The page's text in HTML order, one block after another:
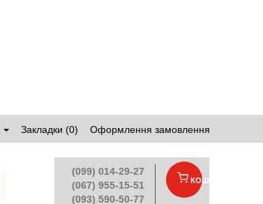
Закладки (0) Оформлення замовлення
(099) 014-29-27
(067) 955-15-51
(093) 590-50-77
КОШИК